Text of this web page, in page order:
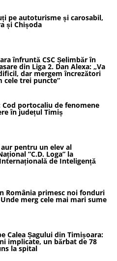
pe autoturisme și carosabil,
și Chișoda
înfruntă CSC Șelimbăr în
din Liga 2. Dan Alexa: „Va
dar mergem încrezători
cele trei puncte”
portocaliu de fenomene
în județul Timiș
pentru un elev al
”C.D. Loga” la
de Inteligență
România primesc noi fonduri
Unde merg cele mai mari sume
Calea Șagului din Timișoara:
implicate, un bărbat de 78
la spital